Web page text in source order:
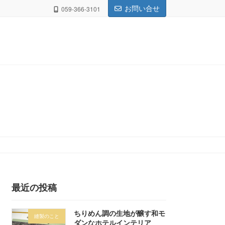
059-366-3101 お問い合せ
最近の投稿
縫製のこと
ちりめん調の生地が醸す和モ
ダンなホテルインテリア